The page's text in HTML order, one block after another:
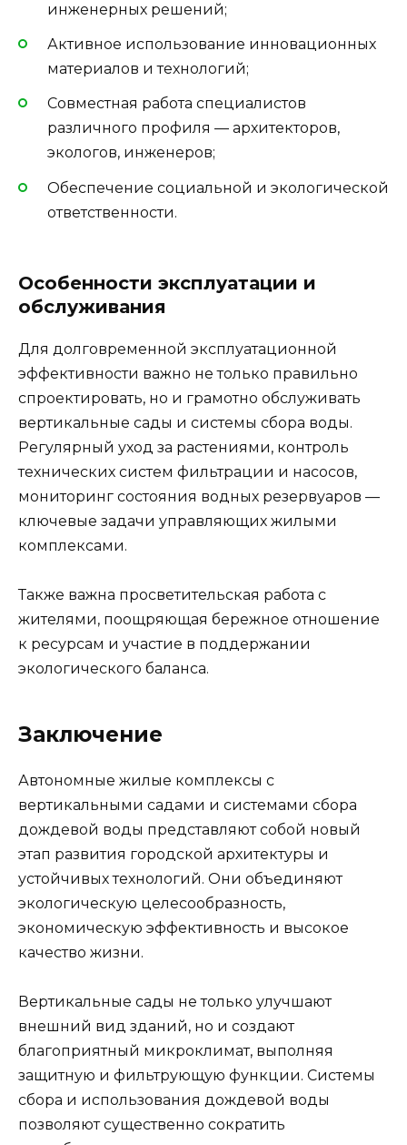
инженерных решений;
Активное использование инновационных
материалов и технологий;
Совместная работа специалистов
различного профиля — архитекторов,
экологов, инженеров;
Обеспечение социальной и экологической
ответственности.
Особенности эксплуатации и
обслуживания
Для долговременной эксплуатационной
эффективности важно не только правильно
спроектировать, но и грамотно обслуживать
вертикальные сады и системы сбора воды.
Регулярный уход за растениями, контроль
технических систем фильтрации и насосов,
мониторинг состояния водных резервуаров —
ключевые задачи управляющих жилыми
комплексами.
Также важна просветительская работа с
жителями, поощряющая бережное отношение
к ресурсам и участие в поддержании
экологического баланса.
Заключение
Автономные жилые комплексы с
вертикальными садами и системами сбора
дождевой воды представляют собой новый
этап развития городской архитектуры и
устойчивых технологий. Они объединяют
экологическую целесообразность,
экономическую эффективность и высокое
качество жизни.
Вертикальные сады не только улучшают
внешний вид зданий, но и создают
благоприятный микроклимат, выполняя
защитную и фильтрующую функции. Системы
сбора и использования дождевой воды
позволяют существенно сократить